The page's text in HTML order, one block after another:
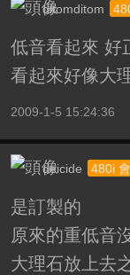
ditomditom
低音看起來 好
看起來好像大
2009-1-5 15:24:36
deicide 480i
是訂製的
原來的重低音
大理石放上去